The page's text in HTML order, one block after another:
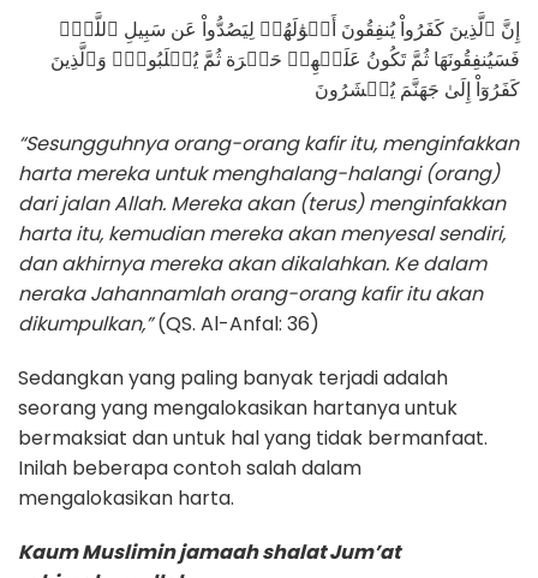
إِنَّ ٱلَّذِينَ كَفَرُواْ يُنفِقُونَ أَمۡوَٰلَهُمۡ لِيَصُدُّواْ عَن سَبِيلِ ٱللَّهِۚ
فَسَيُنفِقُونَهَا ثُمَّ تَكُونُ عَلَيۡهِمۡ حَسۡرَة ثُمَّ يُغۡلَبُونَۗ وَٱلَّذِينَ
كَفَرُوٓاْ إِلَىٰ جَهَنَّمَ يُحۡشَرُونَ
“Sesungguhnya orang-orang kafir itu, menginfakkan
harta mereka untuk menghalang-halangi (orang)
dari jalan Allah. Mereka akan (terus) menginfakkan
harta itu, kemudian mereka akan menyesal sendiri,
dan akhirnya mereka akan dikalahkan. Ke dalam
neraka Jahannamlah orang-orang kafir itu akan
dikumpulkan,”(QS. Al-Anfal: 36)
Sedangkan yang paling banyak terjadi adalah
seorang yang mengalokasikan hartanya untuk
bermaksiat dan untuk hal yang tidak bermanfaat.
Inilah beberapa contoh salah dalam
mengalokasikan harta.
Kaum Muslimin jamaah shalat Jum’at